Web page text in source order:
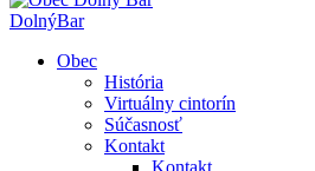
DolnýBar
Obec
História
Virtuálny cintorín
Súčasnosť
Kontakt
Kontakt